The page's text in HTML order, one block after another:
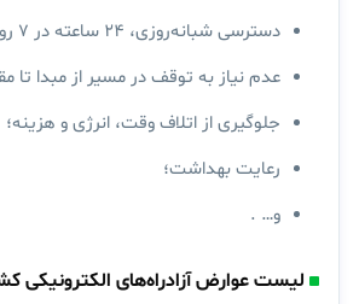
دسترسی شبانه‌روزی، ۲۴ ساعته در ۷ روز هفته؛
عدم نیاز به توقف در مسیر از مبدا تا
جلوگیری از اتلاف وقت، انرژی و هزینه؛
رعایت بهداشت؛
و… .
لیست عوارض آزادراه‌های الکترونیکی